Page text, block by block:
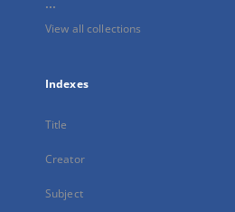
View all collections
Indexes
Title
Creator
Subject